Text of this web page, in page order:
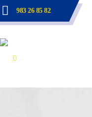
983 26 85 82